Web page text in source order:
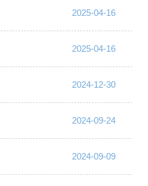
2025-04-16
2025-04-16
2024-12-30
2024-09-24
2024-09-09